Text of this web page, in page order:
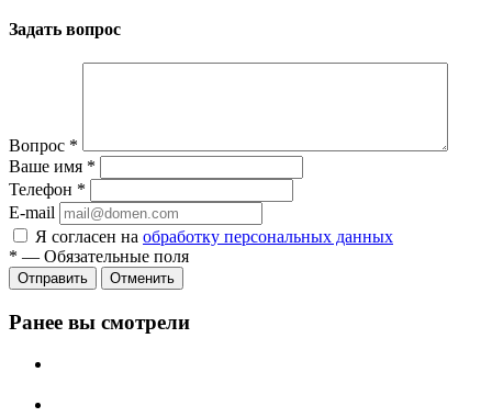
Задать вопрос
Вопрос *
Ваше имя *
Телефон *
E-mail
Я согласен на обработку персональных данных
* — Обязательные поля
Отменить
Ранее вы смотрели